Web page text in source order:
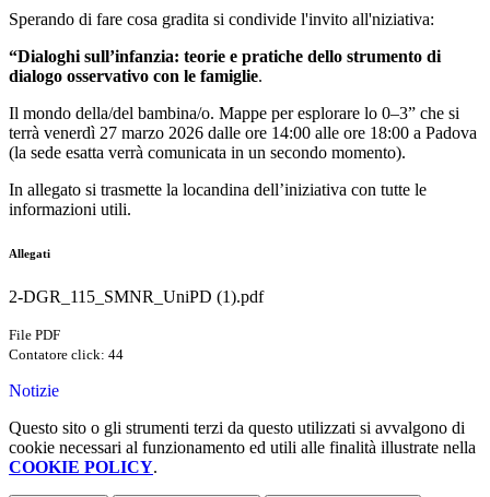
Sperando di fare cosa gradita si condivide l'invito all'niziativa:
“Dialoghi sull’infanzia: teorie e pratiche dello strumento di
dialogo osservativo con le famiglie.
Il mondo della/del bambina/o. Mappe per esplorare lo 0–3” che si
terrà venerdì 27 marzo 2026 dalle ore 14:00 alle ore 18:00 a Padova
(la sede esatta verrà comunicata in un secondo momento).
In allegato si trasmette la locandina dell’iniziativa con tutte le
informazioni utili.
Allegati
2-DGR_115_SMNR_UniPD (1).pdf
File PDF
Contatore click: 44
Notizie
Questo sito o gli strumenti terzi da questo utilizzati si avvalgono di
cookie necessari al funzionamento ed utili alle finalità illustrate nella
COOKIE POLICY.